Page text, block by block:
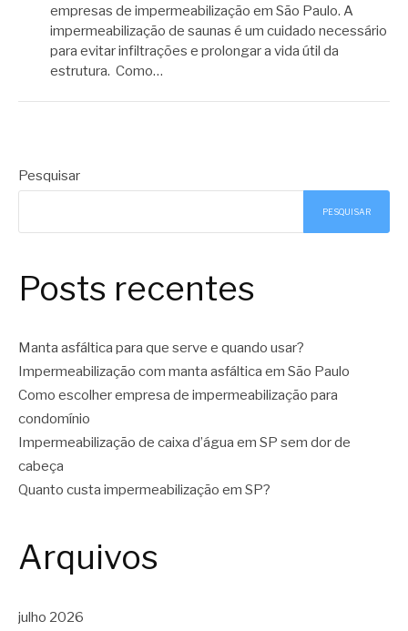
empresas de impermeabilização em São Paulo. A
impermeabilização de saunas é um cuidado necessário
para evitar infiltrações e prolongar a vida útil da
estrutura. Como…
Pesquisar
PESQUISAR
Posts recentes
Manta asfáltica para que serve e quando usar?
Impermeabilização com manta asfáltica em São Paulo
Como escolher empresa de impermeabilização para
condomínio
Impermeabilização de caixa d’água em SP sem dor de
cabeça
Quanto custa impermeabilização em SP?
Arquivos
julho 2026